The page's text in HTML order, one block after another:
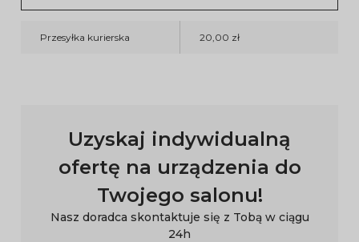
Przesyłka kurierska 20,00 zł
Uzyskaj indywidualną
ofertę na urządzenia do
Twojego salonu!
Nasz doradca skontaktuje się z Tobą w ciągu
24h